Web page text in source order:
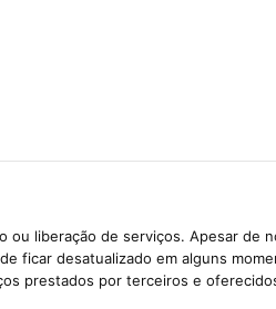
liberação de serviços. Apesar de
ficar desatualizado em alguns
prestados por terceiros e